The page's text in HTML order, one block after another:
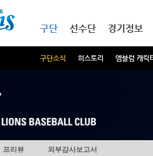
구단
구단소식 히스토리 엠블럼 캐릭
선수단 경기정보
프리뷰 외부감사보고서